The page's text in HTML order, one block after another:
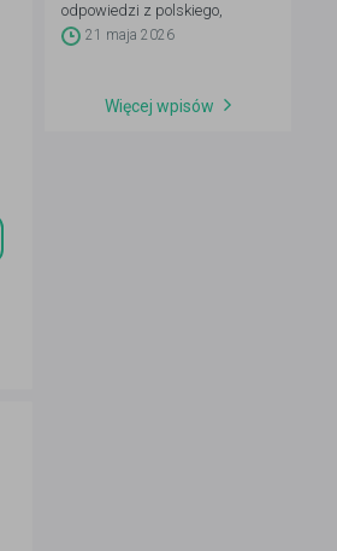
odpowiedzi z polskiego,
matematyki, angielskiego oraz
maja po godz. 14:00.
21 maja 2026
Więcej wpisów